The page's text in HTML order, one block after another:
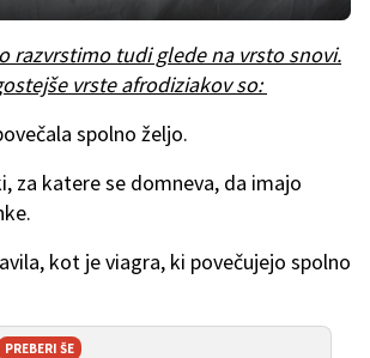
razvrstimo tudi glede na vrsto snovi.
vrste afrodiziakov so:
spolno željo.
za katere se domneva, da imajo
kot je viagra, ki povečujejo spolno
PREBERI ŠE